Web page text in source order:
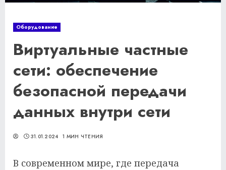
Оборудование
Виртуальные частные
сети: обеспечение
безопасной передачи
данных внутри сети
31.01.2024 1 МИН ЧТЕНИЯ
В современном мире, где передача